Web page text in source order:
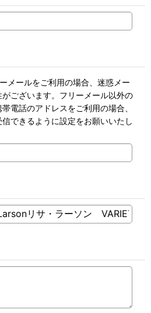
メールをご利用の場合、迷惑メー
ございます。フリーメール以外の
電話のアドレスをご利用の場合、
できるように設定をお願いいたし